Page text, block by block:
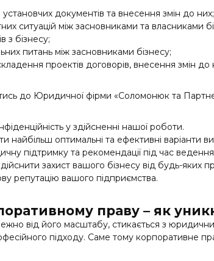
документів та внесення змін до них;
ситуацій між засновниками та власниками
з бізнесу;
питань між засновниками бізнесу;
проектів договорів, внесення змін до
до Юридичної фірми «Соломонюк та
у здійсненні нашої роботи.
найбільш оптимальні та ефективні варіанти
підтримку та рекомендації під час
захист вашого бізнесу від будь-яких
репутацію вашого підприємства.
праву – як
від його масштабу, стикається з
підходу. Саме тому корпоративне